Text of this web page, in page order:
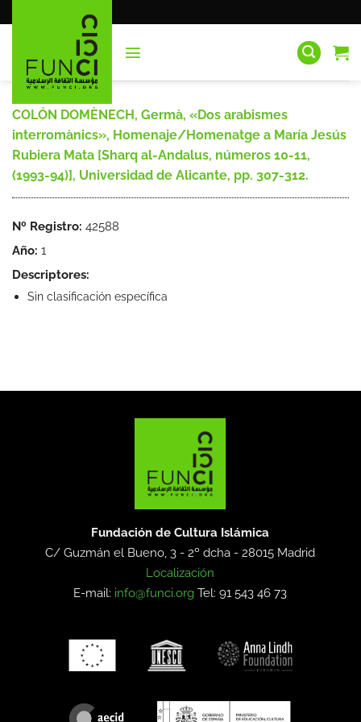
al
COLÓN DOMÈNECH, Germà, «Dos arabismes
interromànics», Homenaje/Homenatge a María Jesús
Rubiera Mata [Sharq al-Andalus, números 10-11,
(1993-94)], Universidad de Alicante, pp. 307-312.
Nº Registro: 42588
Año: 1
Descriptores:
Sin clasificación específica
Fundación de Cultura Islámica
C/ Guzmán el Bueno, 3 - 2º dcha -28015 Madrid
Localización
E-mail: info@funci.org Tel: 91 543 46 73